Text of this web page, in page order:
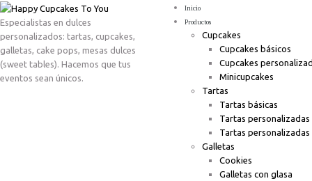
Especialistas en dulces
personalizados: tartas, cupcakes,
galletas, cake pops, mesas dulces
(sweet tables). Hacemos que tus
eventos sean únicos.
Inicio
Productos
Cupcakes
Cupcakes básicos
Cupcakes
Minicupcakes
Tartas
Tartas básicas
Tartas
Tartas personalizadas
Galletas
Cookies
Galletas con glasa